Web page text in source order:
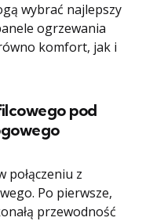
wybrać najlepszy
ogrzewania
komfort, jak i
pod
połączeniu z
Po pierwsze,
przewodność